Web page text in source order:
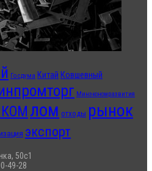
Госдума Китай Ковшевный
Минэкономразвития
лом отходы рынок
экспорт
50с1
49-28